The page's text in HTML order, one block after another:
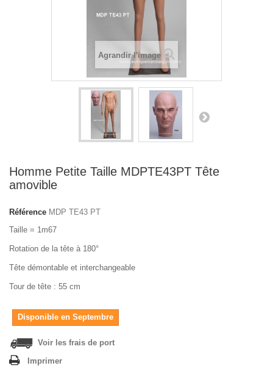
Agrandir l'image
Homme Petite Taille MDPTE43PT Tête
amovible
Référence MDP TE43 PT
Taille = 1m67
Rotation de la tête à 180°
Tête démontable et interchangeable
Tour de tête : 55 cm
Disponible en Septembre
Voir les frais de port
Imprimer